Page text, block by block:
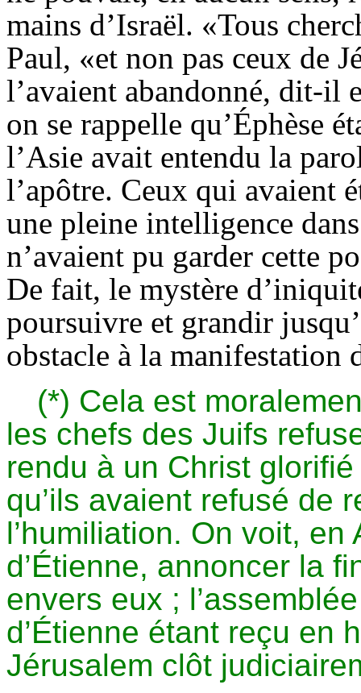
mains d’Israël. «Tous
Paul, «et non pas ceux de
l’avaient abandonné, dit-il
on se rappelle qu’Éphèse
l’Asie avait entendu la
l’apôtre. Ceux qui avaient
une pleine intelligence
n’avaient pu garder cette
De fait, le mystère
poursuivre et grandir
obstacle à la manifestation
(*) Cela est
les chefs des Juifs
rendu à un Christ
qu’ils avaient refusé de
l’humiliation. On voit,
d’Étienne, annoncer la
envers eux ;
d’Étienne étant reçu en
Jérusalem clôt